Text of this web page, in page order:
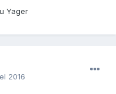
Yager
2016